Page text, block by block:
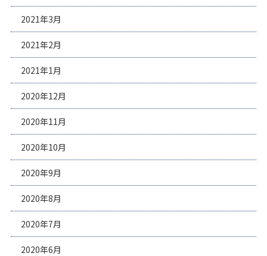
2021年3月
2021年2月
2021年1月
2020年12月
2020年11月
2020年10月
2020年9月
2020年8月
2020年7月
2020年6月